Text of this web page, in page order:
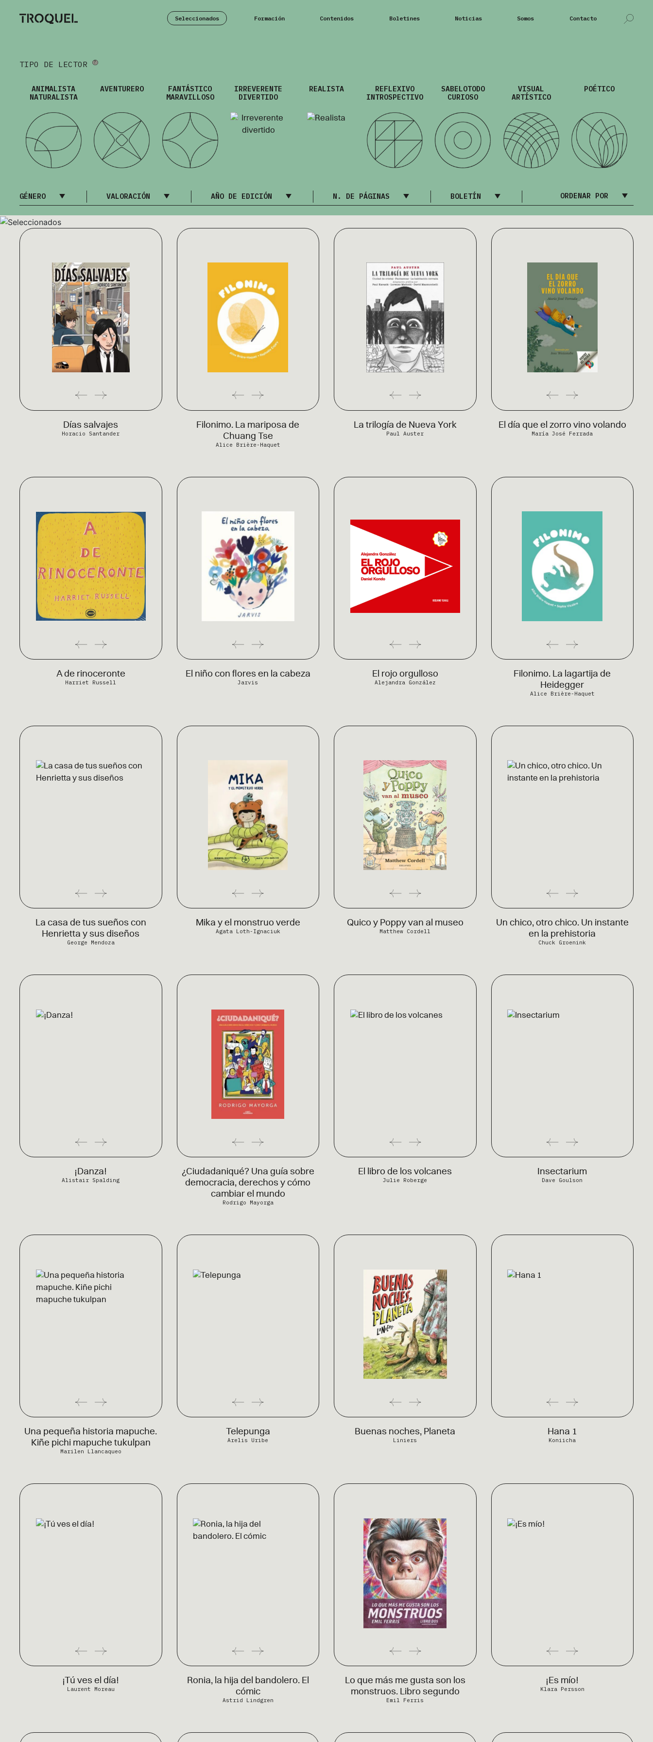
Seleccionados Formación Contenidos Boletines Noticias Somos Contacto
TIPO DE LECTOR
ANIMALISTA
NATURALISTA
AVENTURERO
FANTÁSTICO
MARAVILLOSO
IRREVERENTE
DIVERTIDO
REALISTA
REFLEXIVO
INTROSPECTIVO
SABELOTODO
CURIOSO
VISUAL
ARTÍSTICO
POÉTICO
GÉNERO VALORACIÓN AÑO DE EDICIÓN N. DE PÁGINAS BOLETÍN ORDENAR POR
Días salvajes
Horacio Santander
Filonimo. La mariposa de
Chuang Tse
Alice Brière-Haquet
La trilogía de Nueva York
Paul Auster
El día que el zorro vino volando
María José Ferrada
A de rinoceronte
Harriet Russell
El niño con flores en la cabeza
Jarvis
El rojo orgulloso
Alejandra González
Filonimo. La lagartija de
Heidegger
Alice Brière-Haquet
La casa de tus sueños con
Henrietta y sus diseños
George Mendoza
Mika y el monstruo verde
Agata Loth-Ignaciuk
Quico y Poppy van al museo
Matthew Cordell
Un chico, otro chico. Un instante
en la prehistoria
Chuck Groenink
¡Danza!
Alistair Spalding
¿Ciudadaniqué? Una guía sobre
democracia, derechos y cómo
cambiar el mundo
Rodrigo Mayorga
El libro de los volcanes
Julie Roberge
Insectarium
Dave Goulson
Una pequeña historia mapuche.
Kiñe pichi mapuche tukulpan
Marilen Llancaqueo
Telepunga
Arelis Uribe
Buenas noches, Planeta
Liniers
Hana 1
Koniicha
¡Tú ves el día!
Laurent Moreau
Ronia, la hija del bandolero. El
cómic
Astrid Lindgren
Lo que más me gusta son los
monstruos. Libro segundo
Emil Ferris
¡Es mío!
Klara Persson